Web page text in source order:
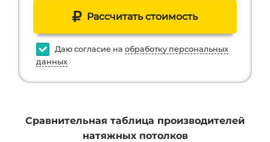
Рассчитать стоимость
Даю согласие на обработку персональных
данных
Сравнительная таблица производителей
натяжных потолков